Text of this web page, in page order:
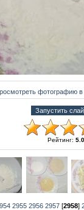
фотографию
Рейтинг: 5.0
2955 2956 2957 [2958]